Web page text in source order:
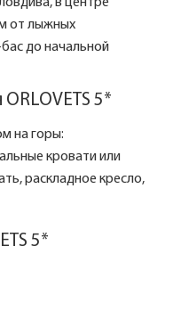
от лыжных
до начальной
5*
на горы:
кровати или
раскладное кресло,
5*